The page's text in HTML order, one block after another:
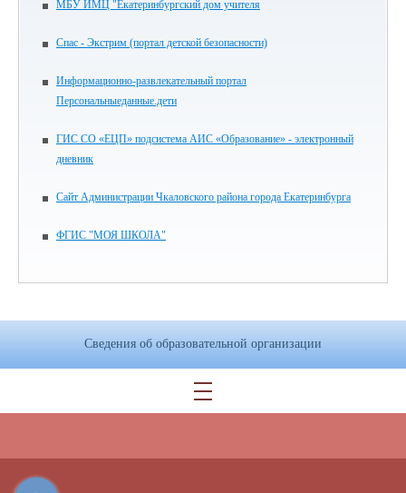
МБУ ИМЦ "Екатеринбургский дом учителя
Спас - Экстрим (портал детской безопасности)
Информационно-развлекательный портал
Персональныеданные.дети
ГИС СО «ЕЦП» подсистема АИС «Образование» - электронный
дневник
Сайт Администрации Чкаловского района города Екатеринбурга
ФГИС "МОЯ ШКОЛА"
Сведения об образовательной организации